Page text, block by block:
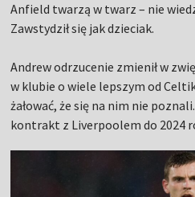
Anfield twarzą w twarz – nie
Zawstydził się jak dzieciak.
Andrew odrzucenie zmienił w
w klubie o wiele lepszym od
żałować, że się na nim nie
kontrakt z Liverpoolem do 2024